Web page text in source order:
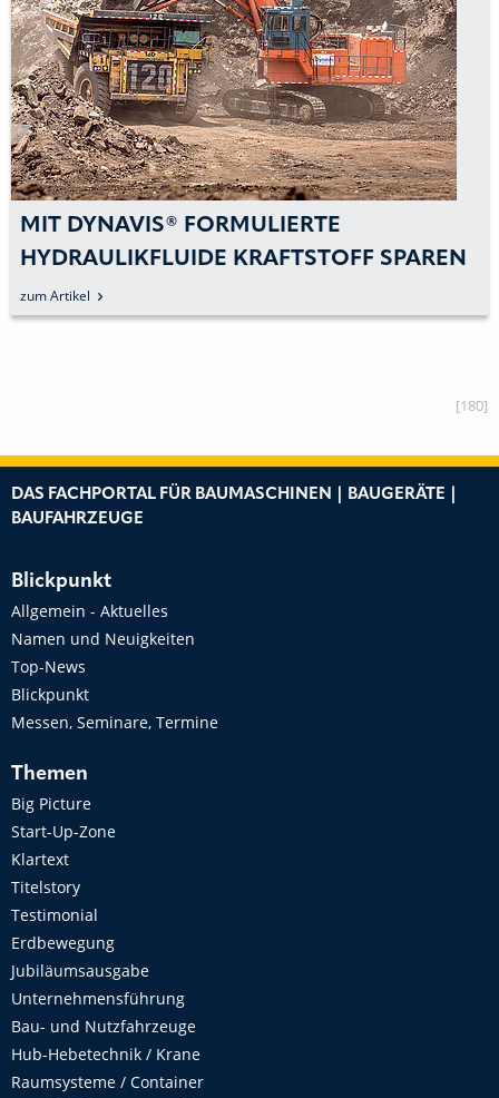
MIT DYNAVIS® FORMULIERTE
HYDRAULIKFLUIDE KRAFTSTOFF SPAREN
zum Artikel
[180]
DAS FACHPORTAL FÜR BAUMASCHINEN | BAUGERÄTE |
BAUFAHRZEUGE
Blickpunkt
Allgemein - Aktuelles
Namen und Neuigkeiten
Top-News
Blickpunkt
Messen, Seminare, Termine
Themen
Big Picture
Start-Up-Zone
Klartext
Titelstory
Testimonial
Erdbewegung
Jubiläumsausgabe
Unternehmensführung
Bau- und Nutzfahrzeuge
Hub-Hebetechnik / Krane
Raumsysteme / Container